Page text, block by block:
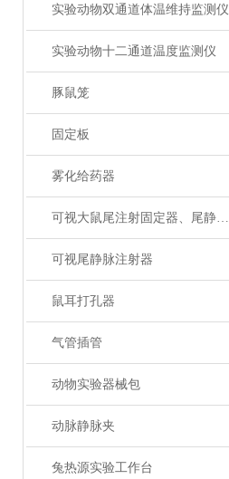
实验动物双通道体温维持监测仪
实验动物十二通道温度监测仪
豚鼠笼
固定板
雾化给药器
可视大鼠尾注射固定器、尾静脉注射
可视尾静脉注射器
鼠耳打孔器
气管插管
动物实验器械包
动脉静脉夹
兔热源实验工作台